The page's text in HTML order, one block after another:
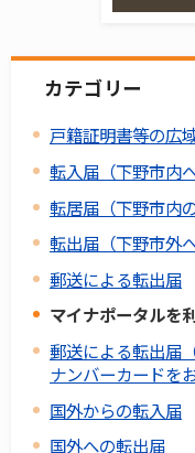
カテゴリー
戸籍証明書等の広
転入届（下野市内
転居届（下野市内
転出届（下野市外
郵送による転出届
マイナポータルを
郵送による転出届
ナンバーカードを
国外からの転入届
国外への転出届